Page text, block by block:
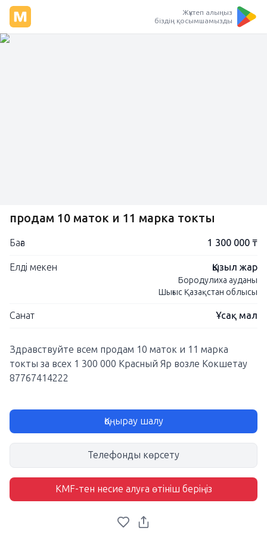
Жүктеп алыңыз
біздің қосымшамызды
продам 10 маток и 11 марка токты
Баға 1 300 000 ₸
Елді мекен Қызыл жар
Бородулиха ауданы
Шығыс Қазақстан облысы
Санат Ұсақ мал
Здравствуйте всем продам 10 маток и 11 марка
токты за всех 1 300 000 Красный Яр возле Кокшетау
87767414222
Қоңырау шалу
Телефонды көрсету
KMF-тен несие алуға өтініш беріңіз